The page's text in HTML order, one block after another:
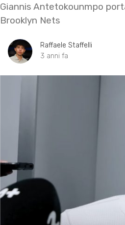
Giannis Antetokounmpo
Brooklyn Nets
Raffaele Staffelli
3 anni fa